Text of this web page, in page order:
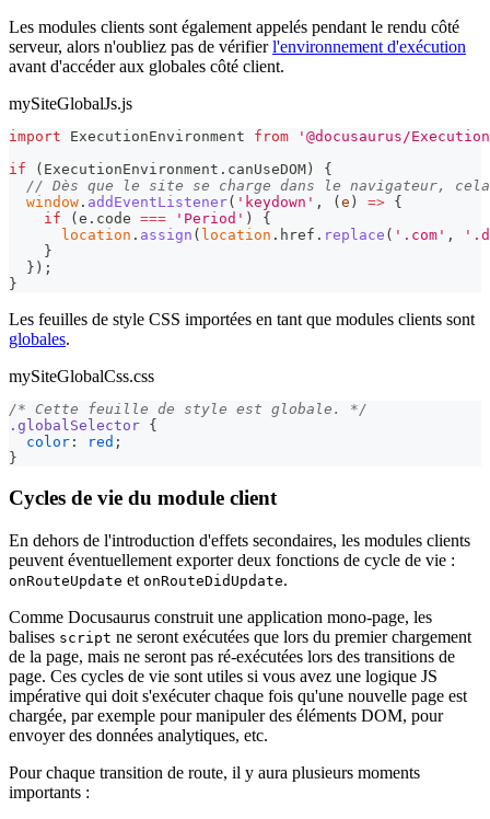
Les modules clients sont également appelés pendant le rendu côté
serveur, alors n'oubliez pas de vérifierl'environnement d'exécution
avant d'accéder aux globales côté client.
mySiteGlobalJs.js
import ExecutionEnvironment from
'@docusaurus/
if
( ExecutionEnvironment . canUseDOM)
{
// Dès que le site se charge dans le navigateur, cela
window . addEventListener( 'keydown' , (e ) => {
if
(e . code === 'Period' )
{
location . assign ( location . href . replace ( '.com' ,
}
} ) ;
}
Les feuilles de style CSS importées en tant que modules clients sont
globales.
mySiteGlobalCss.css
/* Cette feuille de style est globale. */
.globalSelector {
color : red ;
}
Cycles de vie du module client
En dehors de l'introduction d'effets secondaires, les modules clients
peuvent éventuellement exporter deux fonctions de cycle de vie :
onRouteUpdate et onRouteDidUpdate.
Comme Docusaurus construit une application mono-page, les
balises script ne seront exécutées que lors du premier chargement
de la page, mais ne seront pas ré-exécutées lors des transitions de
page. Ces cycles de vie sont utiles si vous avez une logique JS
impérative qui doit s'exécuter chaque fois qu'une nouvelle page est
chargée, par exemple pour manipuler des éléments DOM, pour
envoyer des données analytiques, etc.
Pour chaque transition de route, il y aura plusieurs moments
importants :